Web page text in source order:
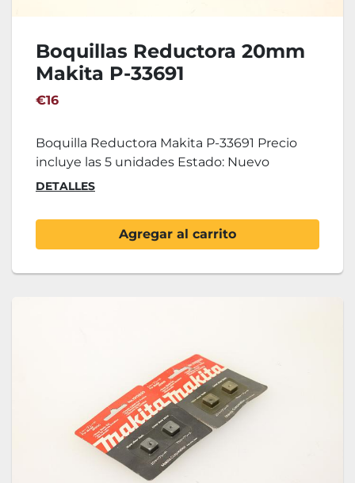
Boquillas Reductora 20mm
Makita P-33691
€16
Boquilla Reductora Makita P-33691 Precio
incluye las 5 unidades Estado: Nuevo
DETALLES
Agregar al carrito